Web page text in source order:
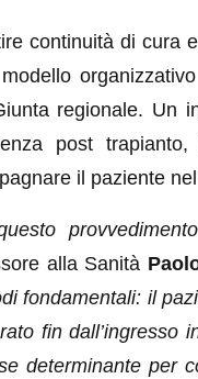
continuità di cura
regionale. Un
post
il paziente
alla Sanità
fondamentali: il
fin dall’ingresso
determinante per